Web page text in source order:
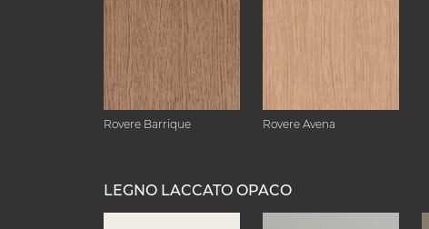
Rovere Barrique Rovere Avena
LEGNO LACCATO OPACO